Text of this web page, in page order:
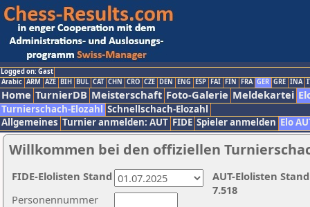
Logged on: Gast
Arabic ARM AZE BIH BUL CAT CHN CRO CZE DEN ENG ESP FAI FIN FRA GER GRE INA
Home TurnierDB Meisterschaft Foto-Galerie Meldekartei
Turnierschach-Elozahl Schnellschach-Elozahl
Allgemeines Turnier anmelden: AUT FIDE Spieler anmelden Elo
Willkommen bei den offiziellen
Personennummer
AUT-Elolisten
7.518
FIDE-Elolisten Stand